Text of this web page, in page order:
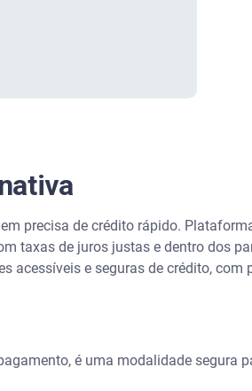
precisa de crédito rápido.
taxas de juros justas e dentro dos
acessíveis e seguras de crédito, com
é uma modalidade segura